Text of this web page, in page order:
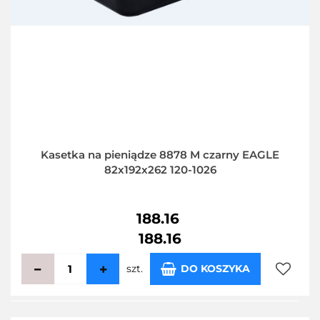
Kasetka na pieniądze 8878 M czarny EAGLE
82x192x262 120-1026
188.16
188.16
szt. DO KOSZYKA